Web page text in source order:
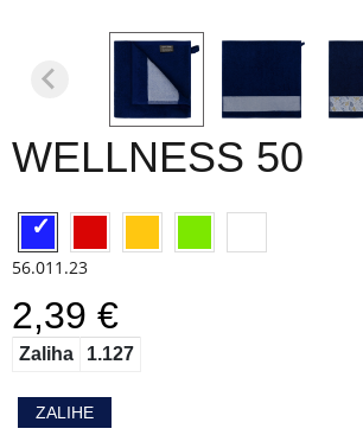
WELLNESS 50
56.011.23
2,39 €
Zaliha 1.127
ZALIHE